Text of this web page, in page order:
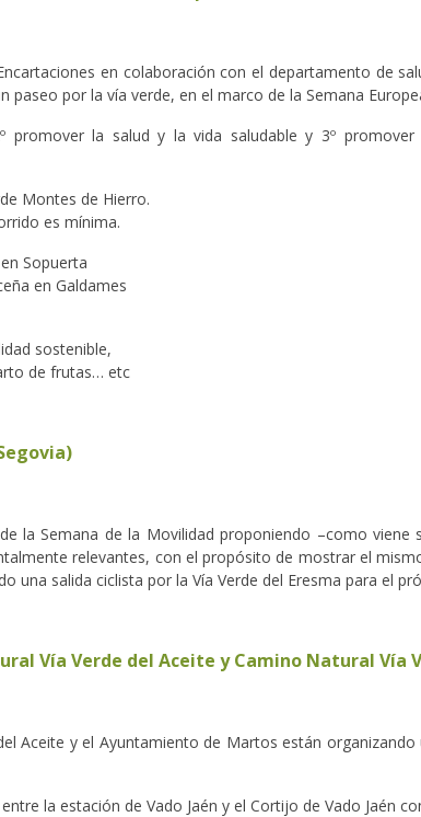
en colaboración con el departamento de
por la vía verde, en el marco de la Semana
promover la salud y la vida saludable y 3º
Montes de Hierro.
es mínima.
Sopuerta
en Galdames
sostenible,
de frutas… etc
la Semana de la Movilidad proponiendo –como
relevantes, con el propósito de mostrar el
una salida ciclista por la Vía Verde del Eresma para el
Vía Verde del Aceite y Camino Natural Vía
Aceite y el Ayuntamiento de Martos están
la estación de Vado Jaén y el Cortijo de Vado Jaén